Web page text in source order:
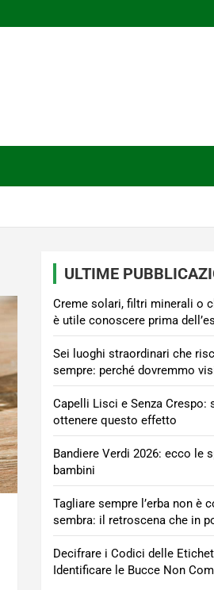
ULTIME
Creme solari, filtri minerali o
è utile conoscere prima
Sei luoghi straordinari che
sempre: perché dovremmo
Capelli Lisci e Senza
ottenere questo effetto
Bandiere Verdi 2026: ecco le
bambini
Tagliare sempre l’erba non è
sembra: il retroscena che in
Decifrare i Codici delle
Identificare le Bucce Non